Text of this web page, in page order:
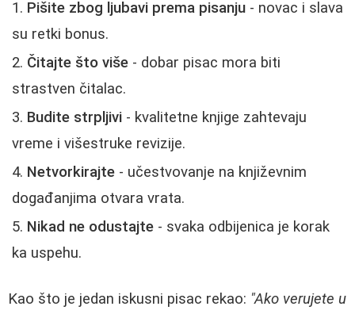
Pišite zbog ljubavi prema pisanju - novac i slava
su retki bonus.
Čitajte što više - dobar pisac mora biti
strastven čitalac.
Budite strpljivi - kvalitetne knjige zahtevaju
vreme i višestruke revizije.
Netvorkirajte - učestvovanje na književnim
događanjima otvara vrata.
Nikad ne odustajte - svaka odbijenica je korak
ka uspehu.
Kao što je jedan iskusni pisac rekao: "Ako verujete u